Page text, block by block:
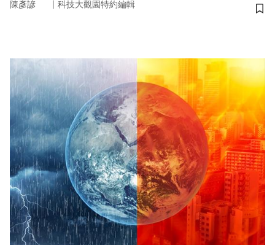
陳彥諺 ｜ 科技大觀園特約編輯
儲